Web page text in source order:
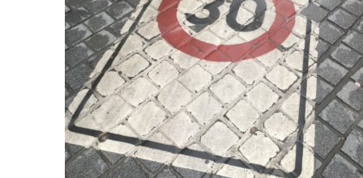
07 août 2026Consulter l'article "Les Bruxellois
Deux mineurs interpellés après un
vol à main armée dans un
commerce bruxellois